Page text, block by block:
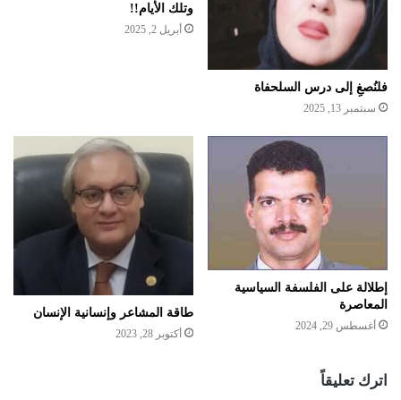
فلنُصغِ إلى درس السلحفاة
سبتمبر 13, 2025
وتلك الأيام!!
أبريل 2, 2025
إطلالة على الفلسفة السياسية
المعاصرة
أغسطس 29, 2024
طاقة المشاعر وإنسانية الإنسان
أكتوبر 28, 2023
اترك تعليقاً